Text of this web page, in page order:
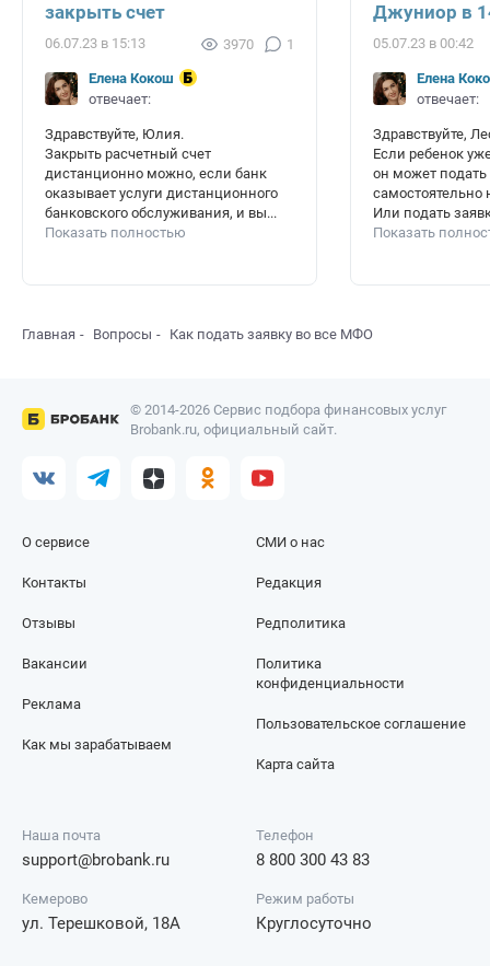
закрыть счет
06.07.23 в 15:13 3970 1
Елена Кокош
отвечает:
Здравствуйте, Юлия.
Закрыть расчетный счет
дистанционно можно, если банк
оказывает услуги дистанционного
банковского обслуживания, и вы...
Показать полностью
Джуниор в
05.07.23 в 00:42
Елена
отвечает:
Здравствуйте,
Если ребенок
он может подать
самостоятельно
Или подать
Показать
Главная Вопросы Как подать заявку во все МФО
© 2014-2026 Сервис подбора финансовых услуг
Brobank.ru, официальный сайт.
О сервисе
Контакты
Отзывы
СМИ о нас
Редакция
Редполитика
Вакансии
Реклама
Как мы зарабатываем
Политика
конфиденциальности
Пользовательское соглашение
Карта сайта
Наша почта
support@brobank.ru
Телефон
8 800 300 43 83
Кемерово
ул. Терешковой, 18А
Режим работы
Круглосуточно